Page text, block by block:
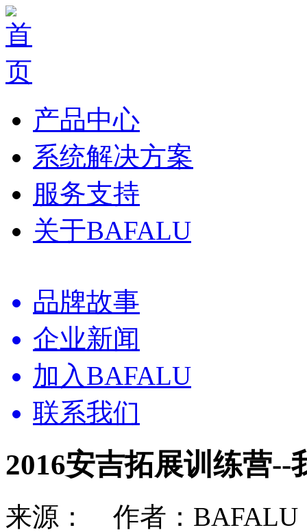
产品中心
系统解决方案
服务支持
关于BAFALU
品牌故事
企业新闻
加入BAFALU
联系我们
2016安吉拓展训练营--
来源： 作者：BAFALU